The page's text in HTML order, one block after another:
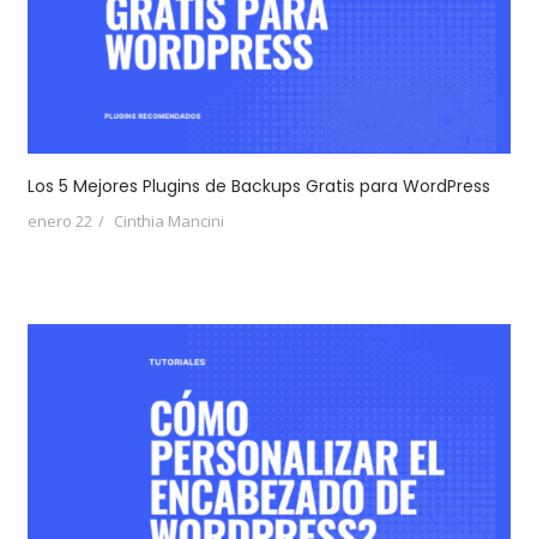
Los 5 Mejores Plugins de Backups Gratis para WordPress
enero 22 Cinthia Mancini